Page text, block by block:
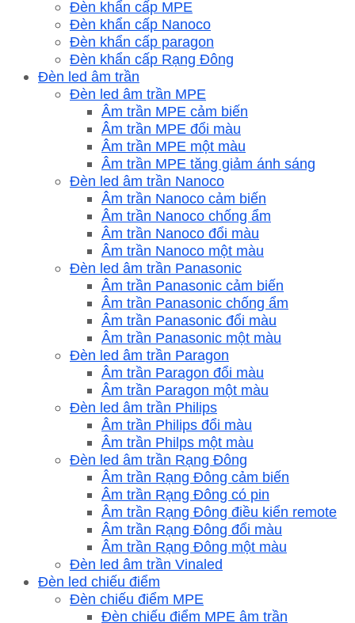
Đèn khẩn cấp MPE
Đèn khẩn cấp Nanoco
Đèn khẩn cấp paragon
Đèn khẩn cấp Rạng Đông
Đèn led âm trần
Đèn led âm trần MPE
Âm trần MPE cảm biến
Âm trần MPE đổi màu
Âm trần MPE một màu
Âm trần MPE tăng giảm ánh sáng
Đèn led âm trần Nanoco
Âm trần Nanoco cảm biến
Âm trần Nanoco chống ẩm
Âm trần Nanoco đổi màu
Âm trần Nanoco một màu
Đèn led âm trần Panasonic
Âm trần Panasonic cảm biến
Âm trần Panasonic chống ẩm
Âm trần Panasonic đổi màu
Âm trần Panasonic một màu
Đèn led âm trần Paragon
Âm trần Paragon đổi màu
Âm trần Paragon một màu
Đèn led âm trần Philips
Âm trần Philips đổi màu
Âm trần Philps một màu
Đèn led âm trần Rạng Đông
Âm trần Rạng Đông cảm biến
Âm trần Rạng Đông có pin
Âm trần Rạng Đông điều kiển remote
Âm trần Rạng Đông đổi màu
Âm trần Rạng Đông một màu
Đèn led âm trần Vinaled
Đèn led chiếu điểm
Đèn chiếu điểm MPE
Đèn chiếu điểm MPE âm trần